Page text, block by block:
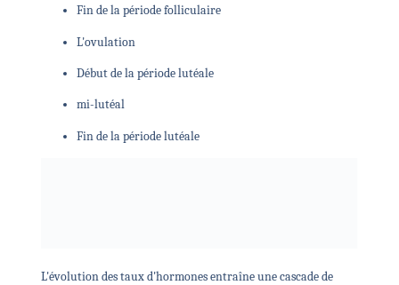
Fin de la période folliculaire
L'ovulation
Début de la période lutéale
mi-lutéal
Fin de la période lutéale
L'évolution des taux d'hormones entraîne une cascade de